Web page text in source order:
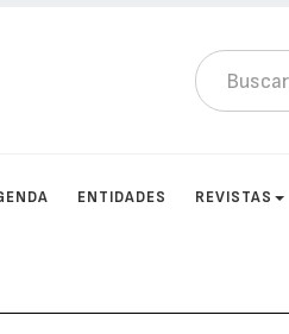
ENTIDADES REVISTAS